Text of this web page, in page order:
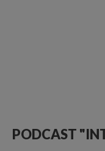
PODCAST